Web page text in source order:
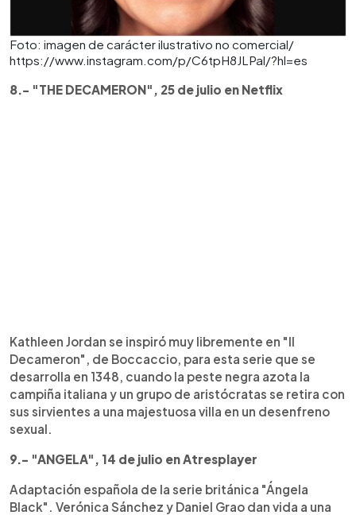
Foto: imagen de carácter ilustrativo no comercial/
https://www.instagram.com/p/C6tpH8JLPal/?hl=es
8.- "THE DECAMERON", 25 de julio en Netflix
Kathleen Jordan se inspiró muy libremente en "Il
Decameron", de Boccaccio, para esta serie que se
desarrolla en 1348, cuando la peste negra azota la
campiña italiana y un grupo de aristócratas se retira con
sus sirvientes a una majestuosa villa en un desenfreno
sexual.
9.- "ANGELA", 14 de julio en Atresplayer
Adaptación española de la serie británica "Ángela
Black". Verónica Sánchez y Daniel Grao dan vida a una